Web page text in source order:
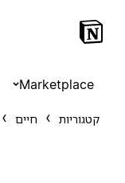
Marketplace
קטגוריות חיים